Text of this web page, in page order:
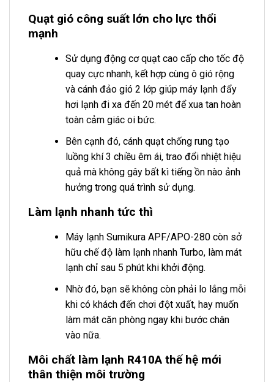
Quạt gió công suất lớn cho lực thổi
mạnh
Sử dụng động cơ quạt cao cấp cho tốc độ
quay cực nhanh, kết hợp cùng ô gió rộng
và cánh đảo gió 2 lớp giúp máy lạnh đẩy
hơi lạnh đi xa đến 20 mét để xua tan hoàn
toàn cảm giác oi bức.
Bên cạnh đó, cánh quạt chống rung tạo
luồng khí 3 chiều êm ái, trao đổi nhiệt hiệu
quả mà không gây bất kì tiếng ồn nào ảnh
hưởng trong quá trình sử dụng.
Làm lạnh nhanh tức thì
Máy lạnh Sumikura APF/APO-280 còn sở
hữu chế độ làm lạnh nhanh Turbo, làm mát
lạnh chỉ sau 5 phút khi khởi động.
Nhờ đó, bạn sẽ không còn phải lo lắng mỗi
khi có khách đến chơi đột xuất, hay muốn
làm mát căn phòng ngay khi bước chân
vào nữa.
Môi chất làm lạnh R410A thế hệ mới
thân thiện môi trường